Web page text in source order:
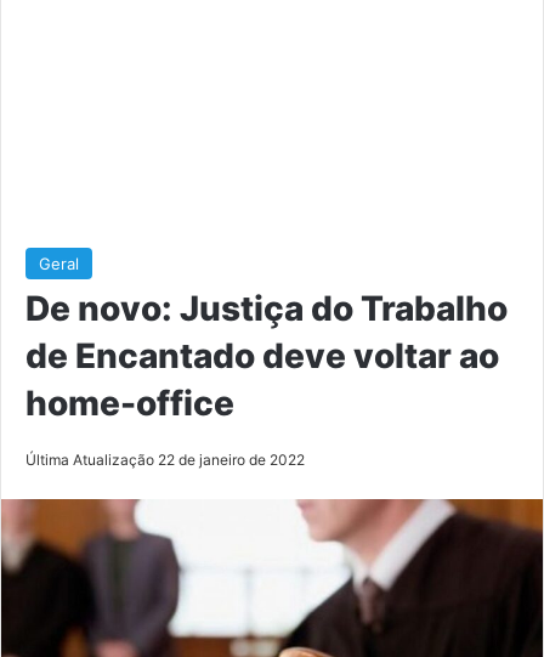
Geral
De novo: Justiça do Trabalho
de Encantado deve voltar ao
home-office
Última Atualização 22 de janeiro de 2022